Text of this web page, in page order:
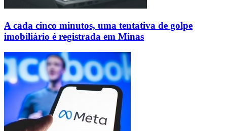
A cada cinco minutos, uma tentativa de golpe
imobiliário é registrada em Minas